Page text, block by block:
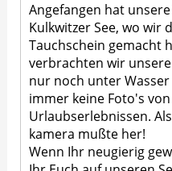
Angefangen hat
Kulkwitzer See, wo wir
Tauchschein gemacht
verbrachten wir
nur noch unter
immer keine Foto's
Urlaubserlebnissen.
kamera mußte her!
Wenn Ihr neugierig